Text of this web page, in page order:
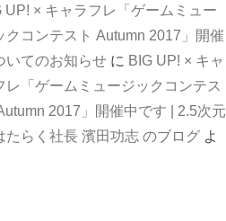
UP! × キャラフレ「ゲームミュー
クコンテスト Autumn 2017」開催
いてのお知らせ に BIG UP! × キャ
レ「ゲームミュージックコンテス
2017」開催中です | 2.5次元
たらく社長 濱田功志 のブログ よ